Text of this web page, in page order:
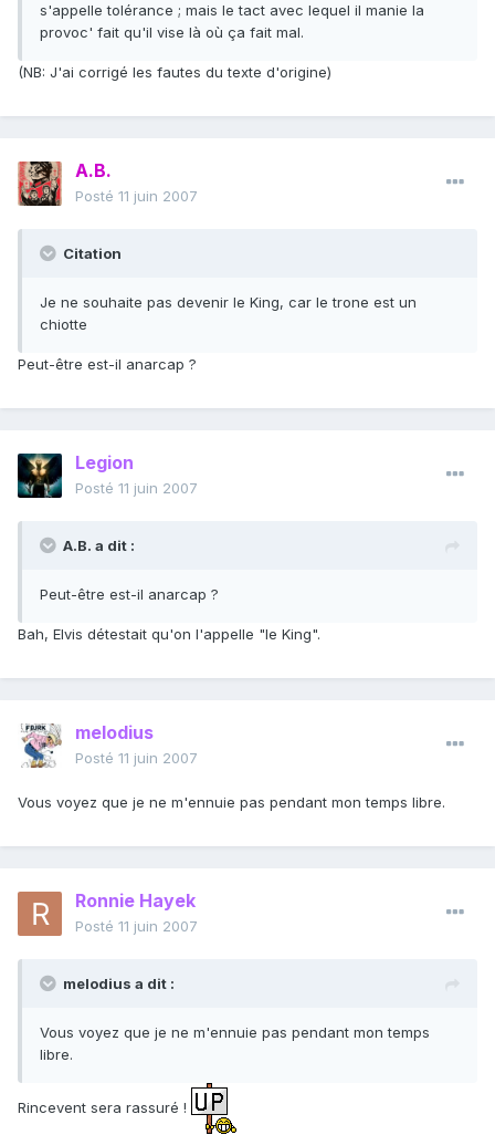
s'appelle tolérance ; mais le tact avec lequel il manie la
provoc' fait qu'il vise là où ça fait mal.
(NB: J'ai corrigé les fautes du texte d'origine)
A.B.
Posté 11 juin 2007
Citation
Je ne souhaite pas devenir le King, car le trone est un
chiotte
Peut-être est-il anarcap ?
Legion
Posté 11 juin 2007
A.B. a dit :
Peut-être est-il anarcap ?
Bah, Elvis détestait qu'on l'appelle "le King".
melodius
Posté 11 juin 2007
Vous voyez que je ne m'ennuie pas pendant mon temps libre.
Ronnie Hayek
Posté 11 juin 2007
melodius a dit :
Vous voyez que je ne m'ennuie pas pendant mon temps
libre.
Rincevent sera rassuré !